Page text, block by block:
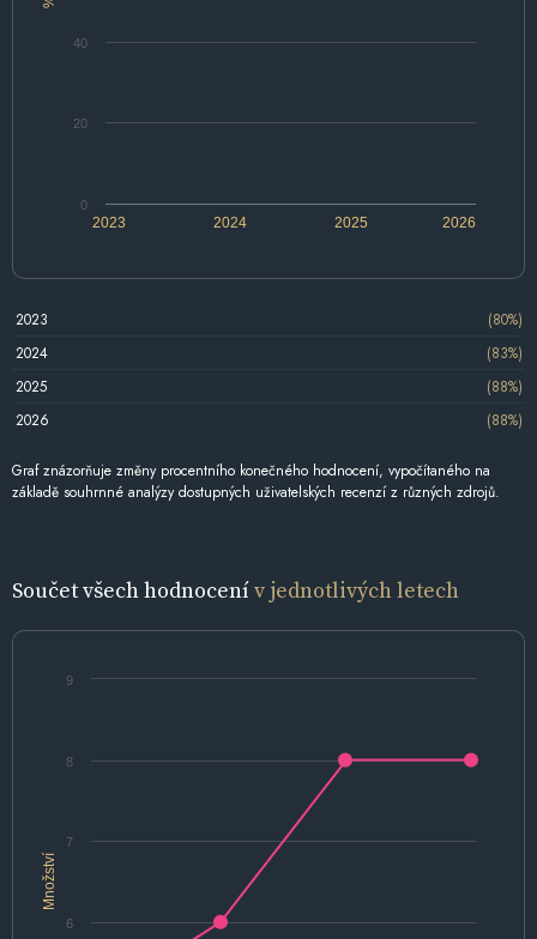
2024 2026
2023 2025
0
20
40
2023
(80%)
2024
(83%)
2025
(88%)
2026
(88%)
Graf znázorňuje změny procentního konečného hodnocení, vypočítaného na
základě souhrnné analýzy dostupných uživatelských recenzí z různých zdrojů.
Součet všech hodnocenív jednotlivých letech
Množství
6
7
8
9